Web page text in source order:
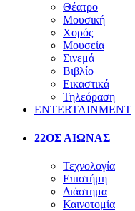
Θέατρο
Μουσική
Χορός
Μουσεία
Σινεμά
Βιβλίο
Εικαστικά
Τηλεόραση
ENTERTAINMENT
22ΟΣ ΑΙΩΝΑΣ
Τεχνολογία
Επιστήμη
Διάστημα
Καινοτομία